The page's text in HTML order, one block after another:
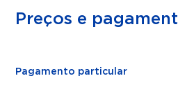
Preços e
Pagamento particular